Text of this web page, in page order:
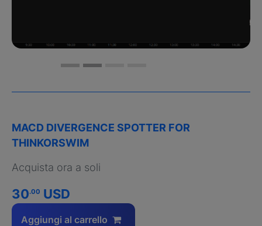
MACD DIVERGENCE SPOTTER FOR
THINKORSWIM
Acquista ora a soli
30.00 USD
Aggiungi al carrello